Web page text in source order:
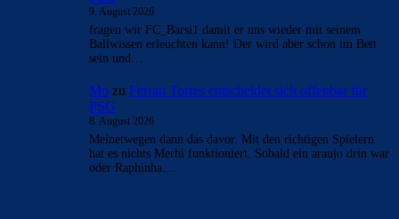
CulersTonyzuDuo soll Klub verlassen: „Ich gebe
ihnen diesen Ratschlag“
9. August 2026
einzuschenken
CulersTony
verabschiedet: „Er will etwas Neues machen“
9. August 2026
Generell frage ich mich, ob die Zahlen welche veröffentlich